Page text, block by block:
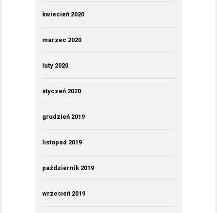
kwiecień 2020
marzec 2020
luty 2020
styczeń 2020
grudzień 2019
listopad 2019
październik 2019
wrzesień 2019